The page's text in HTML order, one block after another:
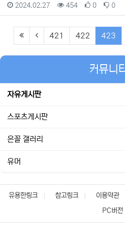
등록일
2024.02.27 조회
454 추천
0 비추천
0
(first)(previous)
421 422 423
커뮤니티
자유게시판
스포츠게시판
은꼴 갤러리
유머
유용한링크 참고링크 이용약관
PC버전